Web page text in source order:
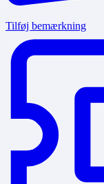
Tilføj bemærkning